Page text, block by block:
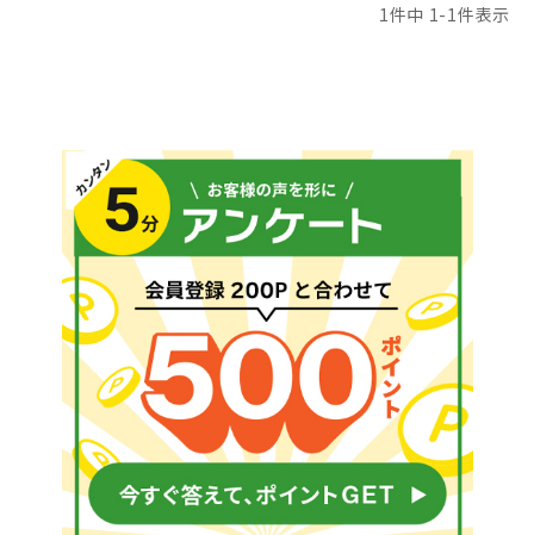
メールでのお問い合わせ
info@agriz.net
FAXでのご注文
0739-72-453224時間受付
1件中 1-1件表示